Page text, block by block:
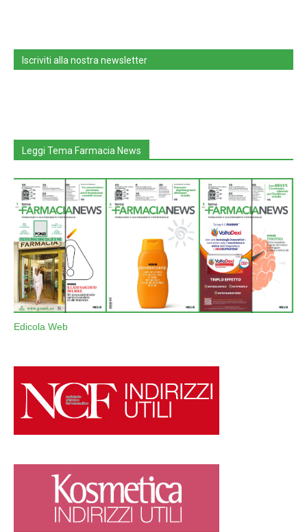
Iscriviti alla nostra newsletter
Leggi Tema Farmacia News
Edicola Web